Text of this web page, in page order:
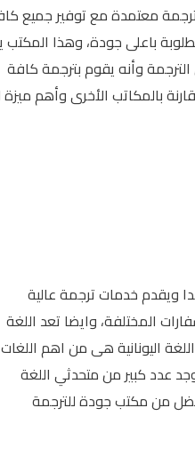
معتمدة مع توفير جميع
باعلى جودة، وهذا
وأنه يقوم بترجمة كافة
بالمكاتب الأخرى وأهم ميزة
ويقدم خدمات ترجمة عالية
المختلفة، وايضا تعد اللغة
و هذه اللفة كانت تتواجد أكثر من 3500 سنة وتعتبر اللغة اليونانية هى من اهم اللغات
عدد دارسي اللغة اليونانية 15 مليون الى 22 مليون ويوجد عدد كبير من متحدثي اللغة
من مكتب جودة للترجمة